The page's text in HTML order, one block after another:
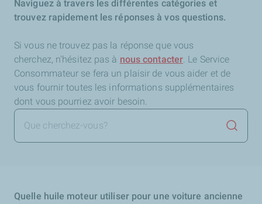
Naviguez à travers les différentes catégories et
trouvez rapidement les réponses à vos questions.
Si vous ne trouvez pas la réponse que vous
cherchez, n'hésitez pas à nous contacter. Le Service
Consommateur se fera un plaisir de vous aider et de
vous fournir toutes les informations supplémentaires
dont vous pourriez avoir besoin.
Quelle huile moteur utiliser pour une voiture ancienne